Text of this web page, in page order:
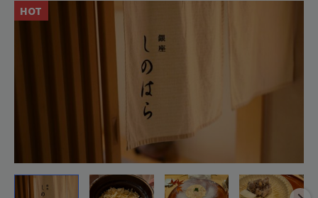
HOT
Shinohara